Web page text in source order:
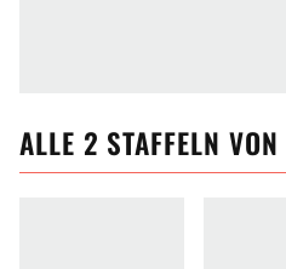
ALLE 2 STAFFELN VON